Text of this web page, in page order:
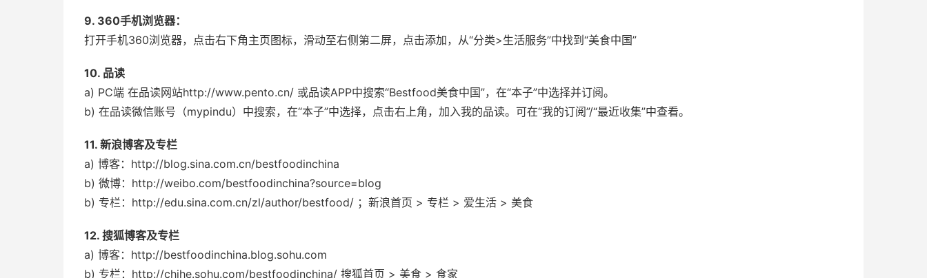
9. 360手机浏览器：
打开手机360浏览器，点击右下角主页图标，滑动至右侧第二屏，点击添加，从“分类>生活服务”中找到“美食中国”
10. 品读
a) PC端 在品读网站http://www.pento.cn/ 或品读APP中搜索“Bestfood美食中国”，在“本子”中选择并订阅。
b) 在品读微信账号（mypindu）中搜索，在“本子”中选择，点击右上角，加入我的品读。可在“我的订阅”/“最近收集”中查看。
11. 新浪博客及专栏
a) 博客：http://blog.sina.com.cn/bestfoodinchina
b) 微博：http://weibo.com/bestfoodinchina?source=blog
b) 专栏：http://edu.sina.com.cn/zl/author/bestfood/ ；新浪首页 > 专栏 > 爱生活 > 美食
12. 搜狐博客及专栏
a) 博客：http://bestfoodinchina.blog.sohu.com
b) 专栏：http://chihe.sohu.com/bestfoodinchina/ 搜狐首页 > 美食 > 食家